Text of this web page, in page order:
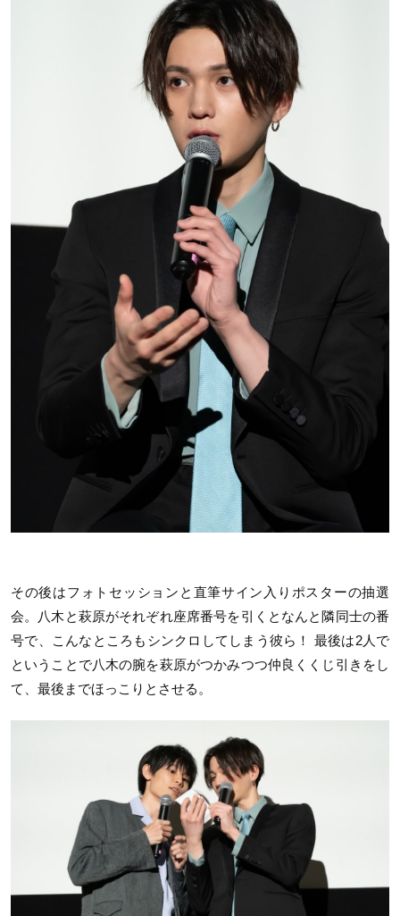
その後はフォトセッションと直筆サイン入りポスターの抽選
会。八木と萩原がそれぞれ座席番号を引くとなんと隣同士の番
号で、こんなところもシンクロしてしまう彼ら！ 最後は2人で
ということで八木の腕を萩原がつかみつつ仲良くくじ引きをし
て、最後までほっこりとさせる。